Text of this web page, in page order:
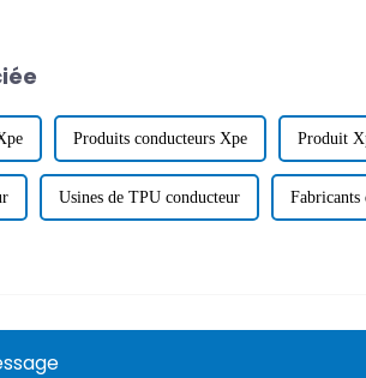
Produits conducteurs Xpe Produit
Usines de TPU conducteur Fabricants